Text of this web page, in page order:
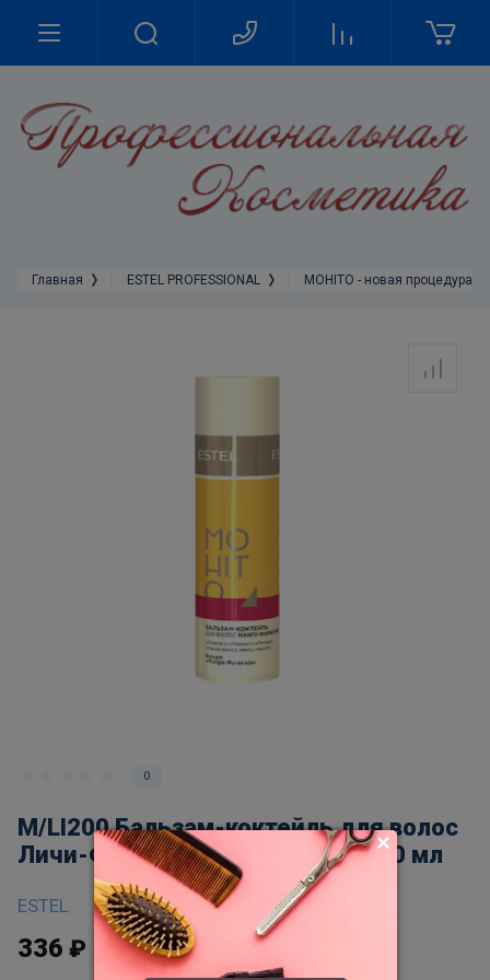
Главная ESTEL PROFESSIONAL MOHITO - новая процедура
0
M/LI200 Бальзам-коктейль для волос
Личи-Фейхоа ESTEL MOHITO, 200 мл
ESTEL
336 ₽